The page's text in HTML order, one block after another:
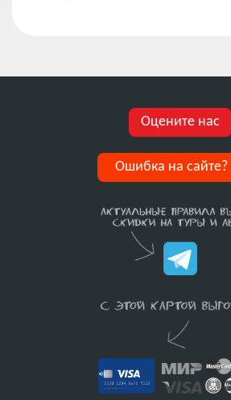
Оцените нас
Ошибка на сайте?